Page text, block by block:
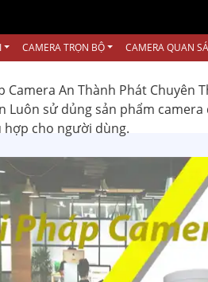
CAMERA TRỌN BỘ CAMERA QUAN
Camera An Thành Phát Chuyên
Luôn sử dủng sản phẩm
cho người dùng.